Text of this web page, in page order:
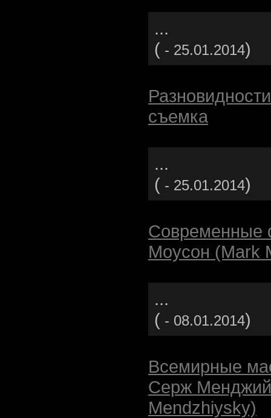
...
( - 25.01.2014)
съемка
...
( - 25.01.2014)
Современные
Моусон (Mark
...
( - 08.01.2014)
Всемирные
Серж
Mendzhiysky)